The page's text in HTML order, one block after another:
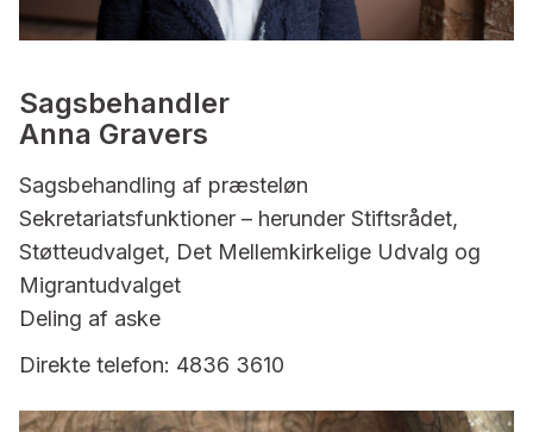
Sagsbehandler
Anna Gravers
Sagsbehandling af præsteløn
Sekretariatsfunktioner – herunder Stiftsrådet,
Støtteudvalget, Det Mellemkirkelige Udvalg og
Migrantudvalget
Deling af aske
Direkte telefon: 4836 3610